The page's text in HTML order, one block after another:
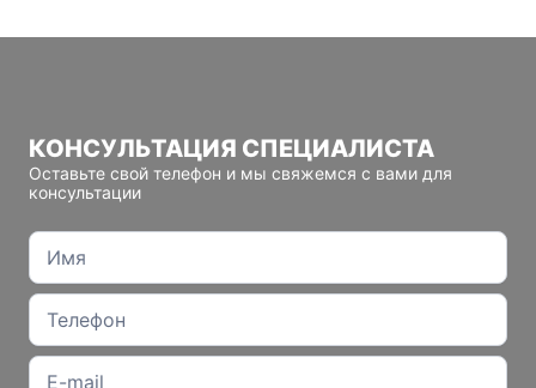
КОНСУЛЬТАЦИЯ СПЕЦИАЛИСТА
Оставьте свой телефон и мы свяжемся с вами для
консультации